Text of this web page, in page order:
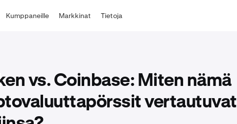
Kumppaneille Markkinat Tietoja
vs. Coinbase: Miten nämä
vertautuvat